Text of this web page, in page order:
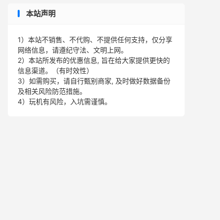
本站声明
1）本站不销售、不代购、不提供任何支持，仅分享
网络信息，请遵纪守法、文明上网。
2）本站所发布的优惠信息, 旨在给大家提供更快的
信息渠道。（有时效性）
3）如需购买，请自行甄别商家, 及时做好数据备份
及相关风险防范措施。
4）玩机有风险，入坑需谨慎。